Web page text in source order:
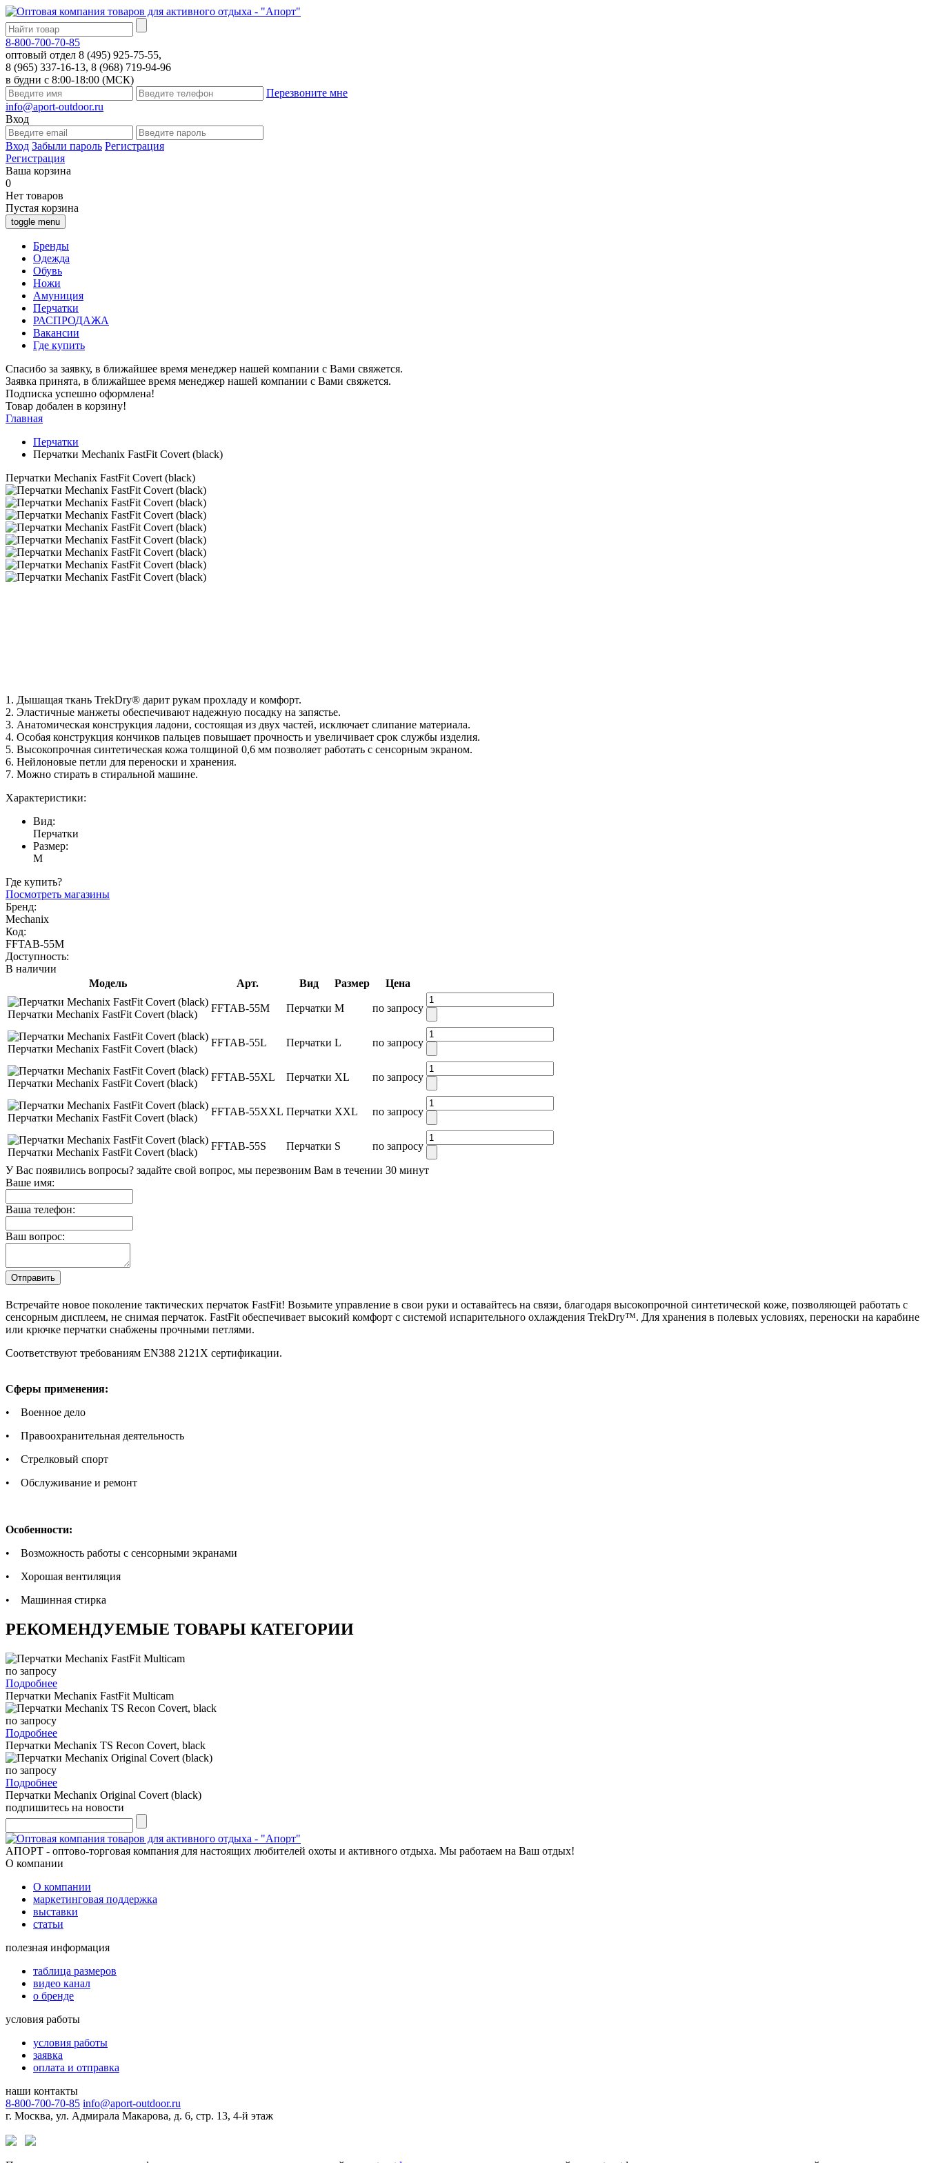
8-800-700-70-85
оптовый отдел 8 (495) 925-75-55,
8 (965) 337-16-13, 8 (968) 719-94-96
в будни с 8:00-18:00 (МСК)
Перезвоните мне
info@aport-outdoor.ru
Вход
Вход Забыли пароль Регистрация
Регистрация
Ваша корзина
0
Нет товаров
Пустая корзина
toggle menu
Бренды
Одежда
Обувь
Ножи
Амуниция
Перчатки
РАСПРОДАЖА
Вакансии
Где купить
Спасибо за заявку, в ближайшее время менеджер нашей компании с Вами свяжется.
Заявка принята, в ближайшее время менеджер нашей компании с Вами свяжется.
Подписка успешно оформлена!
Товар добален в корзину!
Главная
Перчатки
Перчатки Mechanix FastFit Covert (black)
Перчатки Mechanix FastFit Covert (black)
1. Дышащая ткань TrekDry® дарит рукам прохладу и комфорт.
2. Эластичные манжеты обеспечивают надежную посадку на запястье.
3. Анатомическая конструкция ладони, состоящая из двух частей, исключает слипание материала.
4. Особая конструкция кончиков пальцев повышает прочность и увеличивает срок службы изделия.
5. Высокопрочная синтетическая кожа толщиной 0,6 мм позволяет работать с сенсорным экраном.
6. Нейлоновые петли для переноски и хранения.
7. Можно стирать в стиральной машине.
Характеристики:
Вид:
Перчатки
Размер:
M
Где купить?
Посмотреть магазины
Бренд:
Mechanix
Код:
FFTAB-55M
Доступность:
В наличии
Модель
Арт. Вид Размер Цена
Перчатки Mechanix FastFit Covert (black)
FFTAB-55M Перчатки M по запросу
Перчатки Mechanix FastFit Covert (black)
FFTAB-55L Перчатки L по запросу
Перчатки Mechanix FastFit Covert (black)
FFTAB-55XL Перчатки XL по запросу
Перчатки Mechanix FastFit Covert (black)
FFTAB-55XXL Перчатки XXL по запросу
Перчатки Mechanix FastFit Covert (black)
FFTAB-55S Перчатки S по запросу
У Вас появились вопросы? задайте свой вопрос, мы перезвоним Вам в течении 30 минут
Ваше имя:
Ваша телефон:
Ваш вопрос:
Встречайте новое поколение тактических перчаток FastFit! Возьмите управление в свои руки и оставайтесь на связи, благодаря высокопрочной синтетической коже, позволяющей работать с
сенсорным дисплеем, не снимая перчаток. FastFit обеспечивает высокий комфорт с системой испарительного охлаждения TrekDry™. Для хранения в полевых условиях, переноски на карабине
или крючке перчатки снабжены прочными петлями.
Cоответствуют требованиям EN388 2121X сертификации.
Сферы применения:
• Военное дело
• Правоохранительная деятельность
• Стрелковый спорт
• Обслуживание и ремонт
Особенности:
• Возможность работы с сенсорными экранами
• Хорошая вентиляция
• Машинная стирка
РЕКОМЕНДУЕМЫЕ ТОВАРЫ КАТЕГОРИИ
по запросу
Подробнее
Перчатки Mechanix FastFit Multicam
по запросу
Подробнее
Перчатки Mechanix TS Recon Covert, black
по запросу
Подробнее
Перчатки Mechanix Original Covert (black)
подпишитесь на новости
АПОРТ - оптово-торговая компания для настоящих любителей охоты и активного отдыха. Мы работаем на Ваш отдых!
О компании
О компании
маркетинговая поддержка
выставки
статьи
полезная информация
таблица размеров
видео канал
о бренде
условия работы
условия работы
заявка
оплата и отправка
наши контакты
8-800-700-70-85 info@aport-outdoor.ru
г. Москва, ул. Адмирала Макарова, д. 6, стр. 13, 4-й этаж